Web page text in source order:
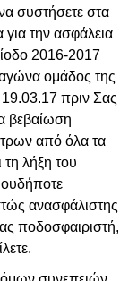
συστήσετε στα
την ασφάλεια
2016-2017
ομάδος της
πριν Σας
βεβαίωση
από όλα τα
τη λήξη του
ανασφάλιστης
ποδοσφαιριστή,